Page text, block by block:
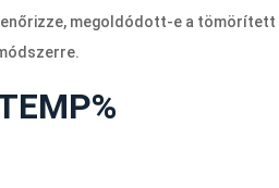
megoldódott-e a tömörített